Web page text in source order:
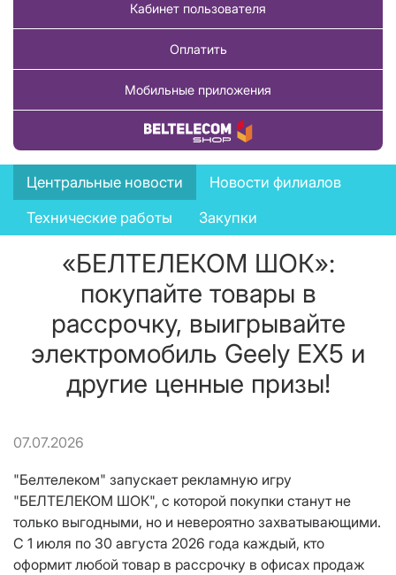
Кабинет пользователя
Оплатить
Мобильные приложения
Купить товар
News
menu
Центральные новости
Новости филиалов
Технические работы
Закупки
«БЕЛТЕЛЕКОМ ШОК»:
покупайте товары в
рассрочку, выигрывайте
электромобиль Geely EX5 и
другие ценные призы!
07.07.2026
"Белтелеком" запускает рекламную игру
"БЕЛТЕЛЕКОМ ШОК", с которой покупки станут не
только выгодными, но и невероятно захватывающими.
С 1 июля по 30 августа 2026 года каждый, кто
оформит любой товар в рассрочку в офисах продаж